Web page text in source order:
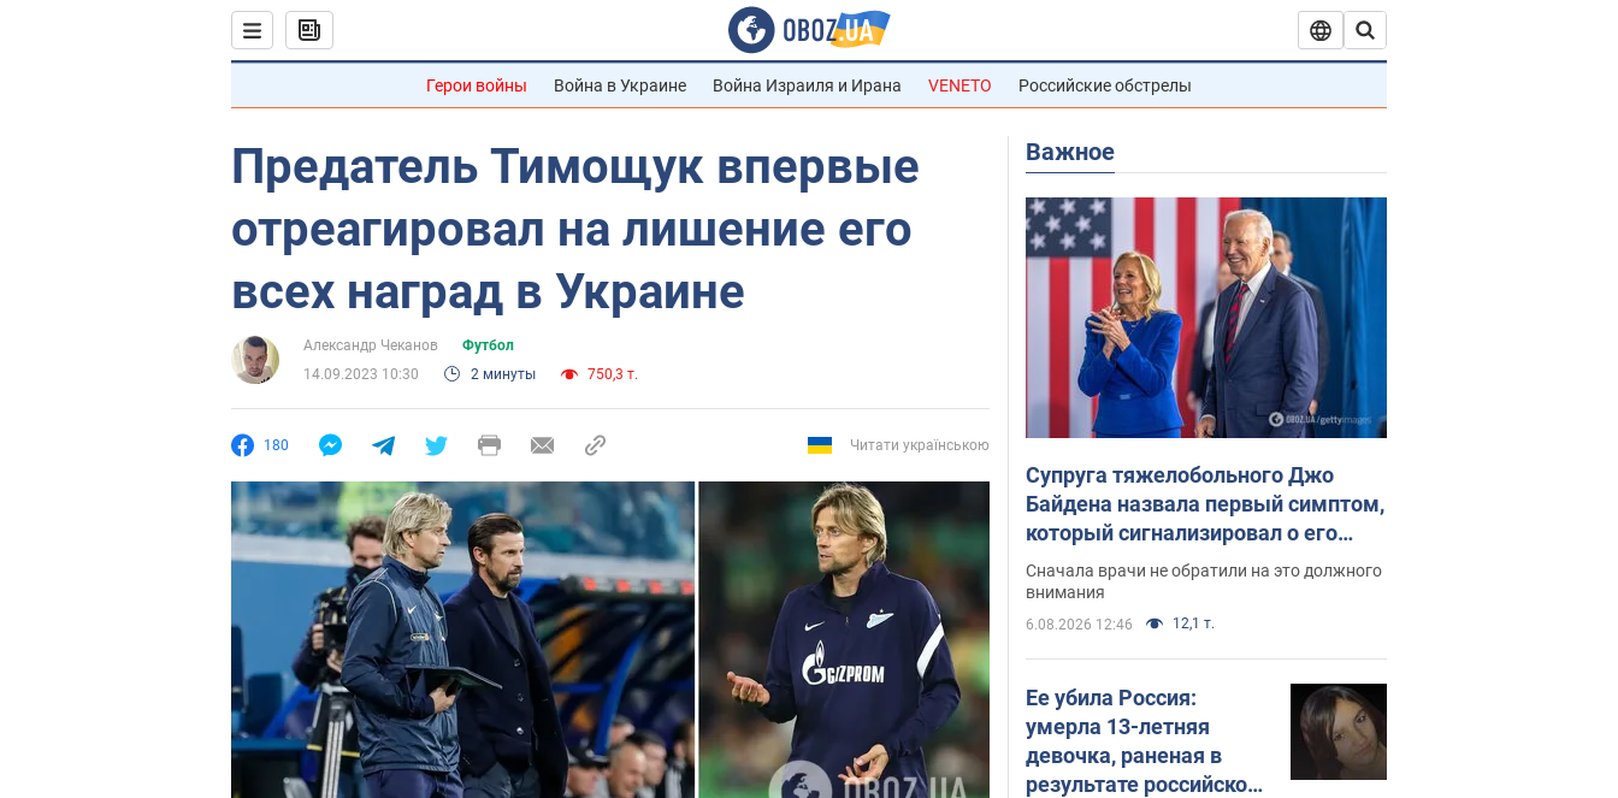
Герои войны Война в Украине Война Израиля и Ирана VENETO Российские обстрелы
Предатель Тимощук впервые
отреагировал на лишение его
всех наград в Украине
Александр Чеканов
Футбол
14.09.2023 10:30
2 минуты 750,3 т.
180 Читати українською
Важное
Супруга тяжелобольного Джо
Байдена назвала первый симптом,
который сигнализировал о его
"агрессивном" раке
Сначала врачи не обратили на это должного
внимания
6.08.2026 12:46 12,1 т.
Ее убила Россия:
умерла 13-летняя
девочка, раненая в
результате российской